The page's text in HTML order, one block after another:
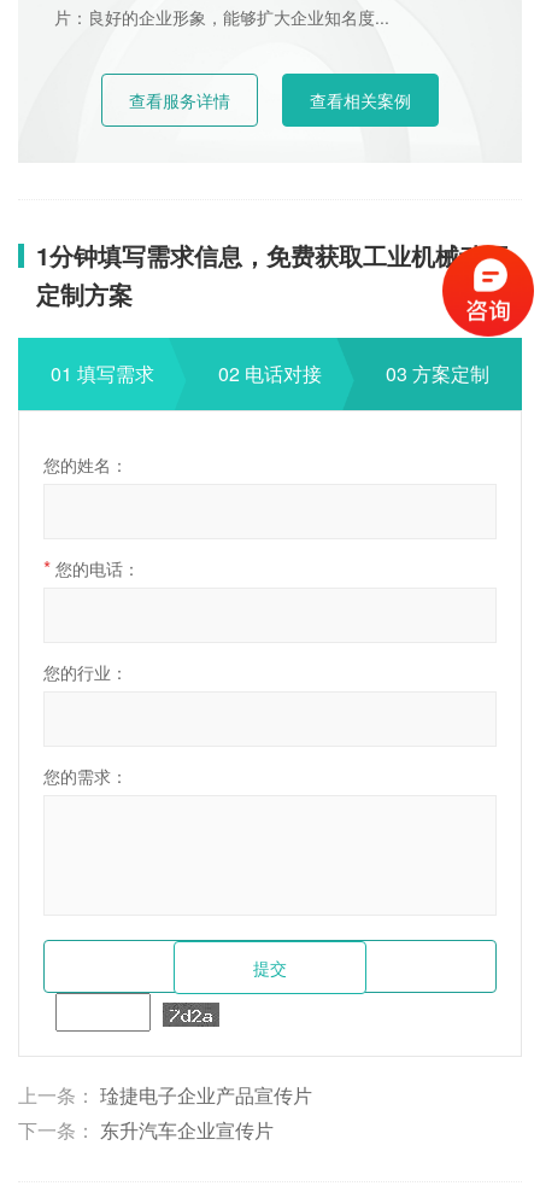
片：良好的企业形象，能够扩大企业知名度...
查看服务详情 查看相关案例
1分钟填写需求信息，免费获取工业机械动画
定制方案
01 填写需求 02 电话对接 03 方案定制
您的姓名：
* 您的电话：
您的行业：
您的需求：
上一条： 琻捷电子企业产品宣传片
下一条： 东升汽车企业宣传片